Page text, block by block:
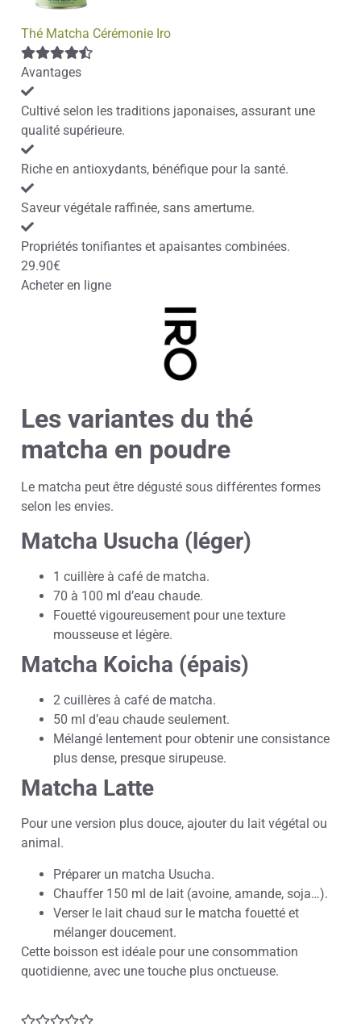
Thé Matcha Cérémonie Iro
Avantages
Cultivé selon les traditions japonaises, assurant une
qualité supérieure.
Riche en antioxydants, bénéfique pour la santé.
Saveur végétale raffinée, sans amertume.
Propriétés tonifiantes et apaisantes combinées.
29.90€
Acheter en ligne
Les variantes du thé
matcha en poudre
Le matcha peut être dégusté sous différentes formes
selon les envies.
Matcha Usucha (léger)
1 cuillère à café de matcha.
70 à 100 ml d’eau chaude.
Fouetté vigoureusement pour une texture
mousseuse et légère.
Matcha Koicha (épais)
2 cuillères à café de matcha.
50 ml d’eau chaude seulement.
Mélangé lentement pour obtenir une consistance
plus dense, presque sirupeuse.
Matcha Latte
Pour une version plus douce, ajouter du lait végétal ou
animal.
Préparer un matcha Usucha.
Chauffer 150 ml de lait (avoine, amande, soja…).
Verser le lait chaud sur le matcha fouetté et
mélanger doucement.
Cette boisson est idéale pour une consommation
quotidienne, avec une touche plus onctueuse.